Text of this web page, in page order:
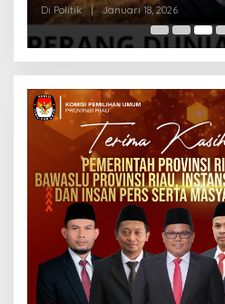
Di Politik | Januari 18, 2026